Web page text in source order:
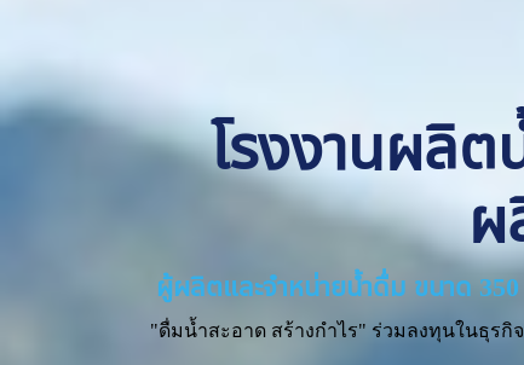
โรงงานผลิ
ผ
ผู้ผลิตและจำหน่ายน้ำดื่ม ขนาด 350
"ดื่มน้ำสะอาด สร้างกำไร" ร่วมลงทุนในธุร